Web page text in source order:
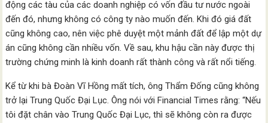
động các tàu của các doanh nghiệp có vốn đầu tư nước ngoài
đến đó, nhưng không có công ty nào muốn đến. Khi đó giá đất
cũng không cao, nên việc phê duyệt một mảnh đất để lập một dự
án cũng không cần nhiều vốn. Về sau, khu hậu cần này được thị
trường chứng minh là kinh doanh rất thành công và rất nổi tiếng.
Kể từ khi bà Đoàn Vĩ Hồng mất tích, ông Thẩm Đống cũng không
trở lại Trung Quốc Đại Lục. Ông nói với Financial Times rằng: “Nếu
tôi đặt chân vào Trung Quốc Đại Lục, thì sẽ không còn ra được